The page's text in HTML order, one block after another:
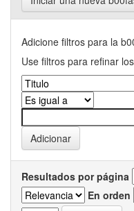
Adicione filtros para la
Use filtros para refinar
Resultados por página
En orden